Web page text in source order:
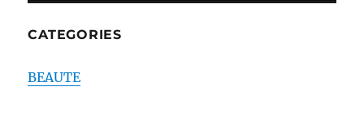
CATEGORIES
BEAUTE